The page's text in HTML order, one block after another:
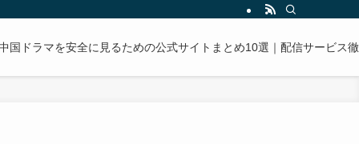
国ドラマを安全に見るための公式サイトまとめ10選｜配信サービス